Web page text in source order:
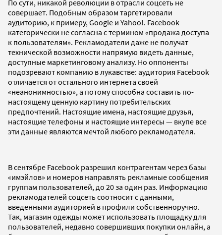
По сути, никакой революции в отрасли соцсеть не
совершает. Подобным образом таргетировали
аудиторию, к примеру, Google и Yahoo!. Facebook
категорически не согласна с термином «продажа доступа
к пользователям». Рекламодатели даже не получат
технической возможности напрямую видеть данные,
доступные маркетинговому анализу. Но оппоненты
подозревают компанию в лукавстве: аудитория Facebook
отличается от остального интернета своей
«неанонимностью», а потому способна составить по-
настоящему ценную картину потребительских
предпочтений. Настоящие имена, настоящие друзья,
настоящие телефоны и настоящие интересы — вкупе все
эти данные являются мечтой любого рекламодателя.
В сентябре Facebook разрешил контрагентам через базы
«имэйлов» и номеров направлять рекламные сообщения
группам пользователей, до 20 за один раз. Информацию
рекламодателей соцсеть соотносит с данными,
введенными аудиторией в профили собственноручно.
Так, магазин одежды может использовать площадку для
пользователей, недавно совершивших покупки онлайн, а